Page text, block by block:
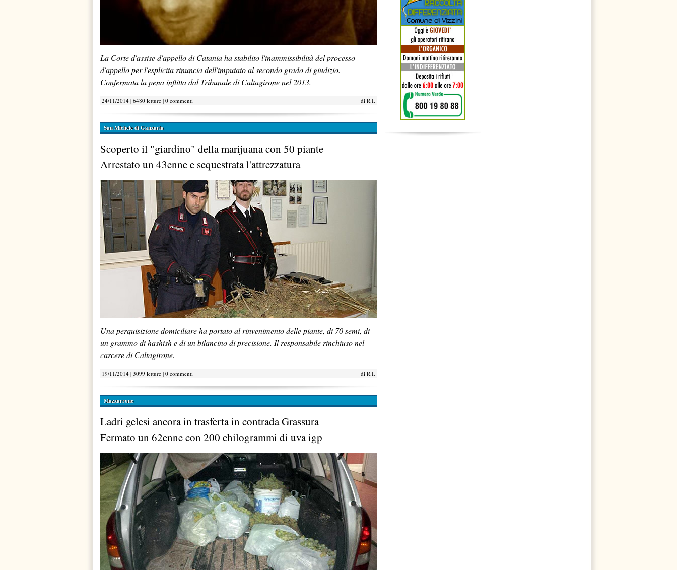
La Corte d'assise d'appello di Catania ha stabilito l'inammissibilità del processo
d'appello per l'esplicita rinuncia dell'imputato al secondo grado di giudizio.
Confermata la pena inflitta dal Tribunale di Caltagirone nel 2013.
24/11/2014 | 6480 letture | 0 commenti di R.I.
San Michele di Ganzaria
Scoperto il "giardino" della marijuana con 50 piante
Arrestato un 43enne e sequestrata l'attrezzatura
Una perquisizione domiciliare ha portato al rinvenimento delle piante, di 70 semi, di
un grammo di hashish e di un bilancino di precisione. Il responsabile rinchiuso nel
carcere di Caltagirone.
19/11/2014 | 3099 letture | 0 commenti di R.I.
Mazzarrone
Ladri gelesi ancora in trasferta in contrada Grassura
Fermato un 62enne con 200 chilogrammi di uva igp